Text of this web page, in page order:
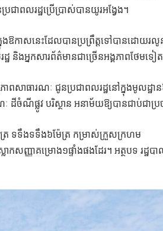
រជាពលរដ្ឋប្រើប្រាស់បានយូរអង្វែង។
កាសនេះដែលបានប្រព្រឹត្តទៅបានដោយរលូ
ឋ និងអ្នកសារព័ត៌មានជាច្រើនអង្គភាពថែមទៀ
ពសាធារណៈ ជូនប្រជាពលរដ្ឋនៅក្នុងមូលដ្ឋាន
ៈ ដីចំណីផ្លូវ បរិស្ថាន អនាម័យឱ្យបានជាប់ជាប្រ
រ ទទឹងទទឹង៦ម៉ែត្រ កម្រាស់ក្រួសក្រហម
សញ្ញាគម្រោង១ផ្ទាំងផងដែរ។ អត្ថបទ រដ្ឋប